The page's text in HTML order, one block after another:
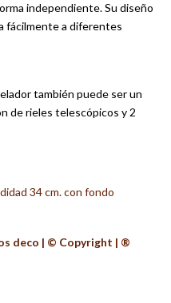
independiente. Su diseño
fácilmente a diferentes
también puede ser un
de rieles telescópicos y 2
34 cm. con fondo
deco | ©️ Copyright | ®️